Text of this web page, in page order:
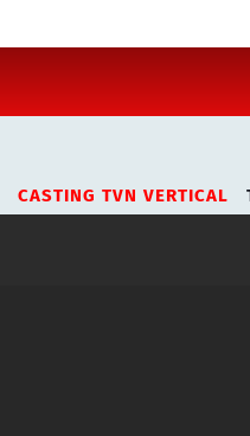
CASTING TVN VERTICAL